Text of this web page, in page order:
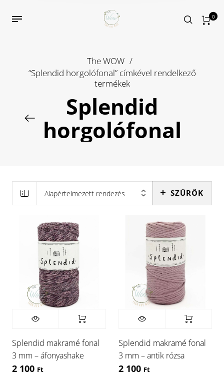
0
The WOW /
“Splendid horgolófonal” címkével rendelkező
termékek
Splendid
horgolófonal
Alapértelmezett rendezés SZŰRŐK
Splendid makramé fonal
3 mm – áfonyashake
2 100 Ft
Splendid makramé fonal
3 mm – antik rózsa
2 100 Ft